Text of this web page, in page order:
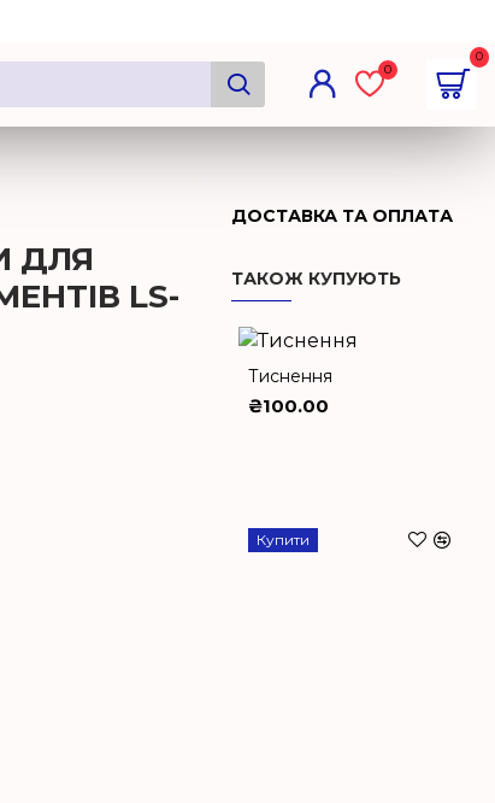
0
0
ДЛЯ
LS-
ДОСТАВКА ТА ОПЛАТА
ТАКОЖ КУПУЮТЬ
Тиснення
₴100.00
Купити